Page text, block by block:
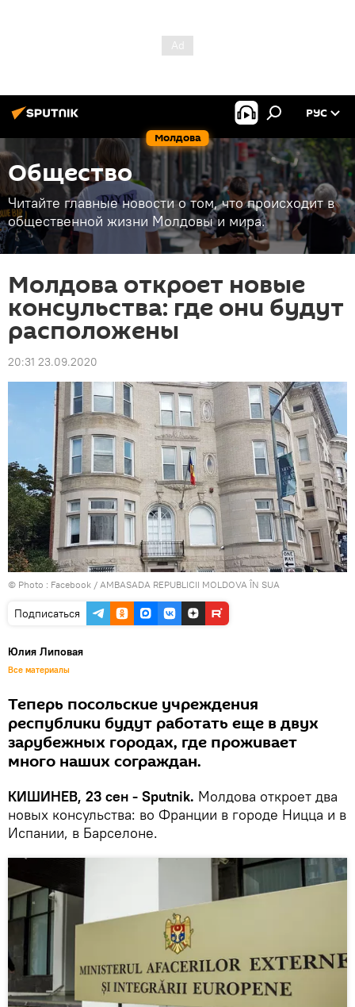
Молдова
РУС
Общество
Читайте главные новости о том, что происходит в
общественной жизни Молдовы и мира.
Молдова откроет новые
консульства: где они будут
расположены
20:31 23.09.2020
© Photo : Facebook / AMBASADA REPUBLICII MOLDOVA ÎN SUA
Подписаться
Юлия Липовая
Все материалы
Теперь посольские учреждения
республики будут работать еще в двух
зарубежных городах, где проживает
много наших сограждан.
КИШИНЕВ, 23 сен - Sputnik. Молдова откроет два
новых консульства: во Франции в городе Ницца и в
Испании, в Барселоне.